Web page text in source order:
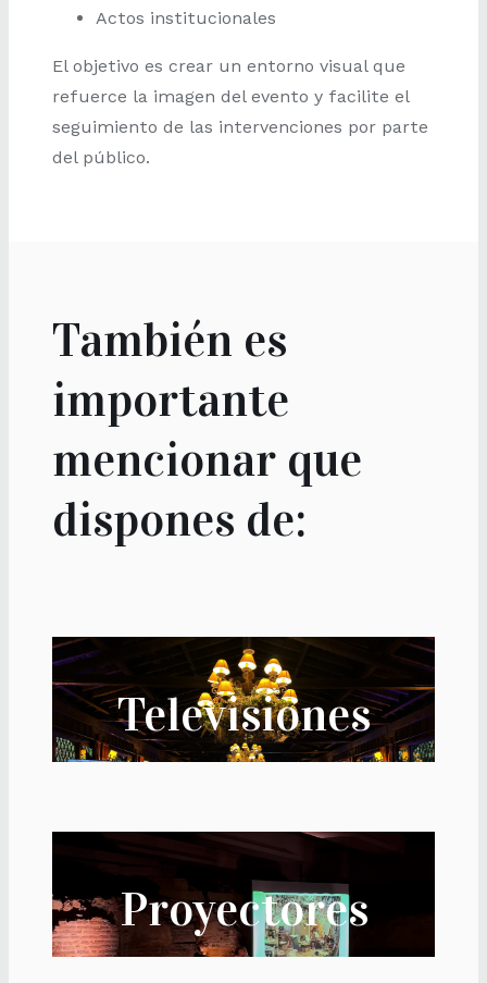
Actos institucionales
El objetivo es crear un entorno visual que
refuerce la imagen del evento y facilite el
seguimiento de las intervenciones por parte
del público.
También es
importante
mencionar que
dispones de:
Televisiones
Proyectores